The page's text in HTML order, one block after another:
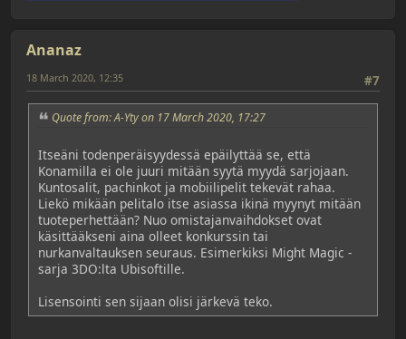
Ananaz
#7
18 March 2020, 12:35
Quote from: A-Yty on 17 March 2020, 17:27
Itseäni todenperäisyydessä epäilyttää se, että
Konamilla ei ole juuri mitään syytä myydä sarjojaan.
Kuntosalit, pachinkot ja mobiilipelit tekevät rahaa.
Liekö mikään pelitalo itse asiassa ikinä myynyt mitään
tuoteperhettään? Nuo omistajanvaihdokset ovat
käsittääkseni aina olleet konkurssin tai
nurkanvaltauksen seuraus. Esimerkiksi Might Magic -
sarja 3DO:lta Ubisoftille.
Lisensointi sen sijaan olisi järkevä teko.